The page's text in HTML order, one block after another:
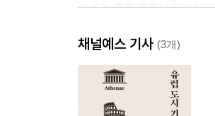
부록 1: 죽음 계획서 준비하기
부록 3: 장기와 조직 기증
부록 4: 조력사
감사의 글
채널예스 기사 (3개)